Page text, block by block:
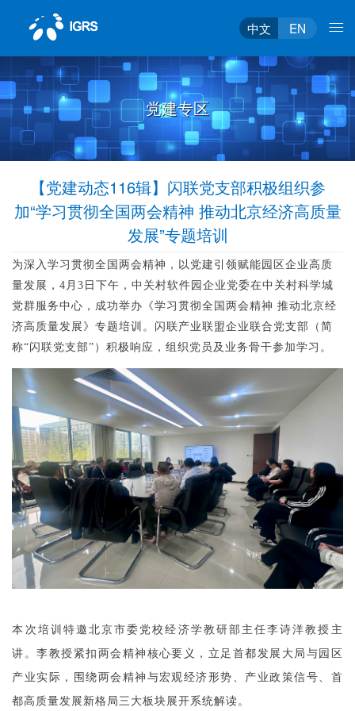
中文 EN
党建专区
【党建动态116辑】闪联党支部积极组织参
加“学习贯彻全国两会精神 推动北京经济高质量
发展”专题培训
为深入学习贯彻全国两会精神，以党建引领赋能园区企业高质
量发展，4月3日下午，中关村软件园企业党委在中关村科学城
党群服务中心，成功举办《学习贯彻全国两会精神 推动北京经
济高质量发展》专题培训。闪联产业联盟企业联合党支部（简
称“闪联党支部”）积极响应，组织党员及业务骨干参加学习。
本次培训特邀北京市委党校经济学教研部主任李诗洋教授主
讲。李教授紧扣两会精神核心要义，立足首都发展大局与园区
产业实际，围绕两会精神与宏观经济形势、产业政策信号、首
都高质量发展新格局三大板块展开系统解读。